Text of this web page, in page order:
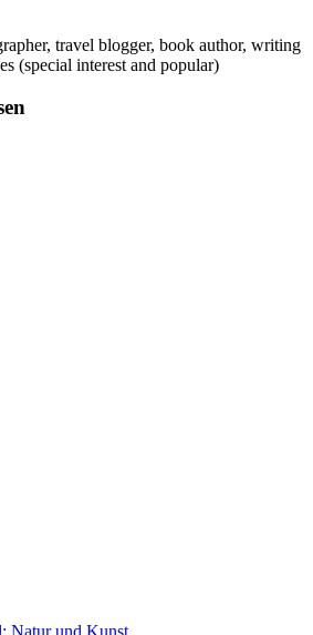
travel blogger, book author, writing
(special interest and popular)